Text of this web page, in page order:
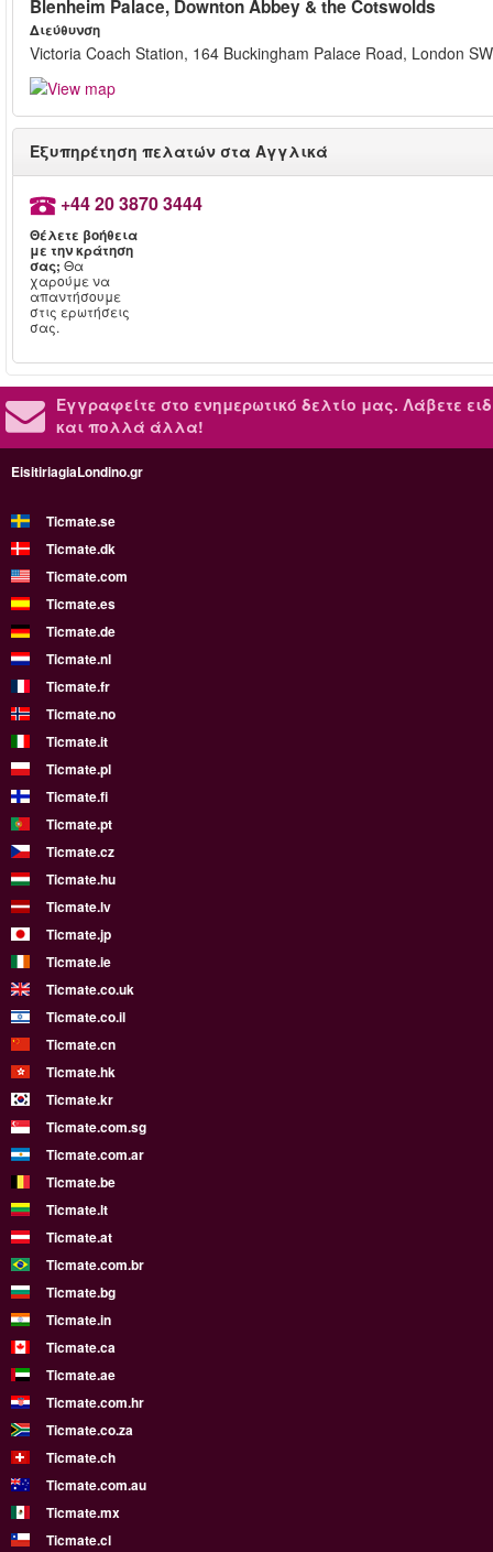
Blenheim Palace, Downton Abbey & the Cotswolds
Διεύθυνση
Victoria Coach Station, 164 Buckingham Palace Road, London
Εξυπηρέτηση πελατών στα Αγγλικά
+44 20 3870 3444
Θέλετε βοήθεια
με την κράτηση
σας; Θα
χαρούμε να
απαντήσουμε
στις ερωτήσεις
σας.
Εγγραφείτε στο ενημερωτικό δελτίο μας. Λάβετε
και πολλά άλλα!
EisitiriagiaLondino.gr
Ticmate.se
Ticmate.dk
Ticmate.com
Ticmate.es
Ticmate.de
Ticmate.nl
Ticmate.fr
Ticmate.no
Ticmate.it
Ticmate.pl
Ticmate.fi
Ticmate.pt
Ticmate.cz
Ticmate.hu
Ticmate.lv
Ticmate.jp
Ticmate.ie
Ticmate.co.uk
Ticmate.co.il
Ticmate.cn
Ticmate.hk
Ticmate.kr
Ticmate.com.sg
Ticmate.com.ar
Ticmate.be
Ticmate.lt
Ticmate.at
Ticmate.com.br
Ticmate.bg
Ticmate.in
Ticmate.ca
Ticmate.ae
Ticmate.com.hr
Ticmate.co.za
Ticmate.ch
Ticmate.com.au
Ticmate.mx
Ticmate.cl